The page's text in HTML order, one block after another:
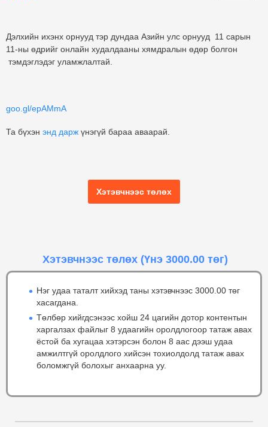
Дэлхийн ихэнх орнууд тэр дундаа Азийн улс орнууд 11 сарын
11-ны өдрийг онлайн худалдааны хямдралын өдөр болгон
тэмдэглэдэг уламжлалтай.
goo.gl/epAMmA
Та бүхэн энд дарж үнэгүй бараа аваарай.
Хэтэвчнээс төлөх
Хэтэвчнээс төлөх (Үнэ 3000.00 төг)
Нэг удаа таталт хийхэд таны хэтэвчнээс 3000.00 төг
хасагдана.
Төлбөр хийгдсэнээс хойш 24 цагийн дотор контентын
харгалзах файлыг 8 удаагийн оролдлогоор татаж авах
ёстой ба хугацаа хэтэрсэн болон 8 аас дээш удаа
амжилтгүй оролдлого хийсэн тохиолдолд татаж авах
боломжгүй болохыг анхаарна уу.